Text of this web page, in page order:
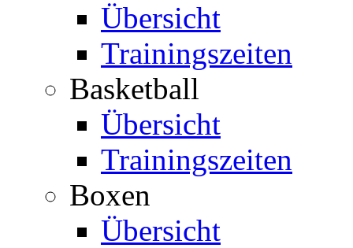
Übersicht
Trainingszeiten
Basketball
Übersicht
Trainingszeiten
Boxen
Übersicht